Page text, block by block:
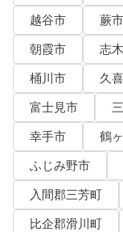
越谷市
蕨市
朝霞市
志
桶川市
久
富士見市
幸手市
鶴
ふじみ野市
入間郡三芳町
比企郡滑川町